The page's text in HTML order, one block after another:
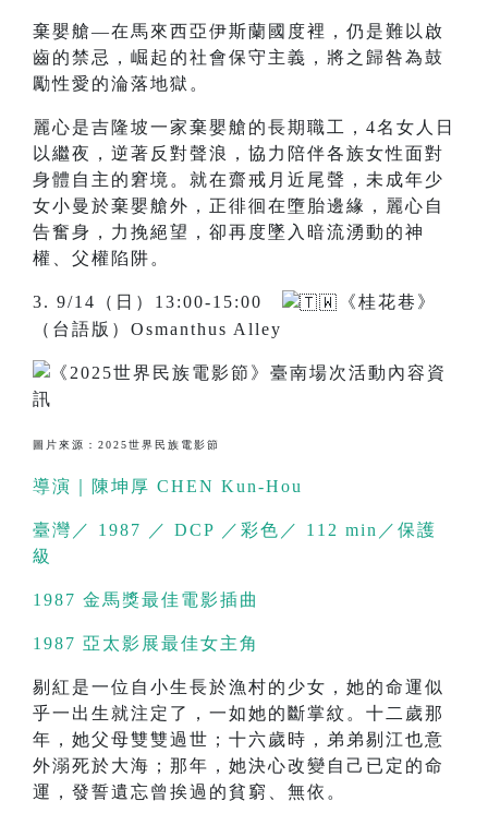
棄嬰艙—在馬來西亞伊斯蘭國度裡，仍是難以啟
齒的禁忌，崛起的社會保守主義，將之歸咎為鼓
勵性愛的淪落地獄。
麗心是吉隆坡一家棄嬰艙的長期職工，4名女人日
以繼夜，逆著反對聲浪，協力陪伴各族女性面對
身體自主的窘境。就在齋戒月近尾聲，未成年少
女小曼於棄嬰艙外，正徘徊在墮胎邊緣，麗心自
告奮身，力挽絕望，卻再度墜入暗流湧動的神
權、父權陷阱。
3. 9/14（日）13:00-15:00
《桂花巷》
（台語版）Osmanthus Alley
圖片來源：2025世界民族電影節
導演｜陳坤厚 CHEN Kun-Hou
臺灣／ 1987 ／ DCP ／彩色／ 112 min／保護
級
1987 金馬獎最佳電影插曲
1987 亞太影展最佳女主角
剔紅是一位自小生長於漁村的少女，她的命運似
乎一出生就注定了，一如她的斷掌紋。十二歲那
年，她父母雙雙過世；十六歲時，弟弟剔江也意
外溺死於大海；那年，她決心改變自己已定的命
運，發誓遺忘曾挨過的貧窮、無依。